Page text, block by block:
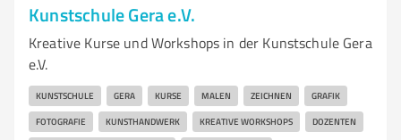
Kunstschule Gera e.V.
Kreative Kurse und Workshops in der Kunstschule Gera
e.V.
KUNSTSCHULE GERA KURSE MALEN ZEICHNEN GRAFIK
FOTOGRAFIE KUNSTHANDWERK KREATIVE WORKSHOPS DOZENTEN